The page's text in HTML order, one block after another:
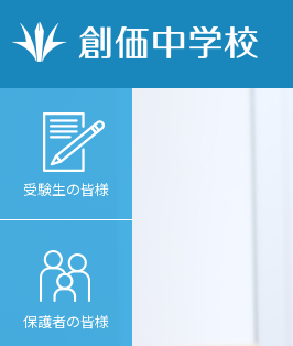
受験生の皆様
保護者の皆様